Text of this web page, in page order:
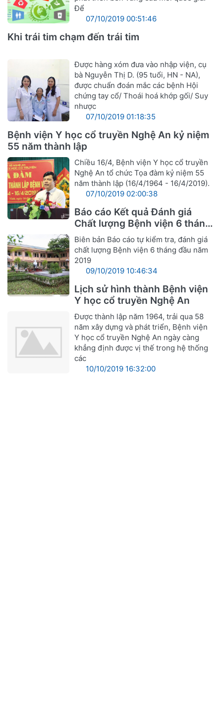
Để
07/10/2019 00:51:46
Khi trái tim chạm đến trái tim
Được hàng xóm đưa vào nhập viện, cụ
bà Nguyễn Thị D. (95 tuổi, HN - NA),
được chuẩn đoán mắc các bệnh Hội
chứng tay cổ/ Thoái hoá khớp gối/ Suy
nhược
07/10/2019 01:18:35
Bệnh viện Y học cổ truyền Nghệ An kỷ niệm
55 năm thành lập
Chiều 16/4, Bệnh viện Y học cổ truyền
Nghệ An tổ chức Tọa đàm kỷ niệm 55
năm thành lập (16/4/1964 - 16/4/2019).
07/10/2019 02:00:38
Báo cáo Kết quả Đánh giá
Chất lượng Bệnh viện 6 tháng
đầu năm 2019
Biên bản Báo cáo tự kiểm tra, đánh giá
chất lượng Bệnh viện 6 tháng đầu năm
2019
09/10/2019 10:46:34
Lịch sử hình thành Bệnh viện
Y học cổ truyền Nghệ An
Được thành lập năm 1964, trải qua 58
năm xây dựng và phát triển, Bệnh viện
Y học cổ truyền Nghệ An ngày càng
khẳng định được vị thế trong hệ thống
các
10/10/2019 16:32:00